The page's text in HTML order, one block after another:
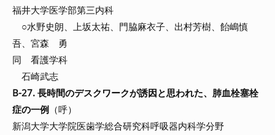
福井大学医学部第三内科
○水野史朗、上坂太祐、門脇麻衣子、出村芳樹、飴嶋慎
吾、宮森 勇
同 看護学科
石崎武志
B-27. 長時間のデスクワークが誘因と思われた、肺血栓塞栓
症の一例 （呼）
新潟大学大学院医歯学総合研究科呼吸器内科学分野